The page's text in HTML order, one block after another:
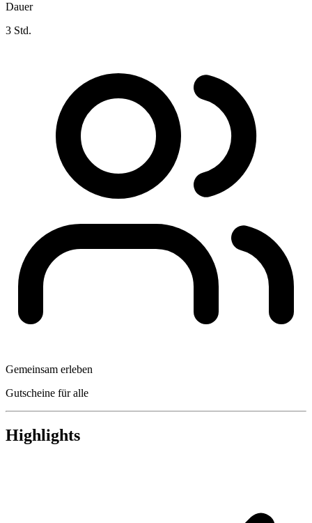
Dauer
3 Std.
Gemeinsam erleben
Gutscheine für alle
Highlights